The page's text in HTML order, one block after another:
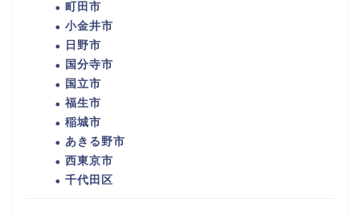
町田市
小金井市
日野市
国分寺市
国立市
福生市
稲城市
あきる野市
西東京市
千代田区